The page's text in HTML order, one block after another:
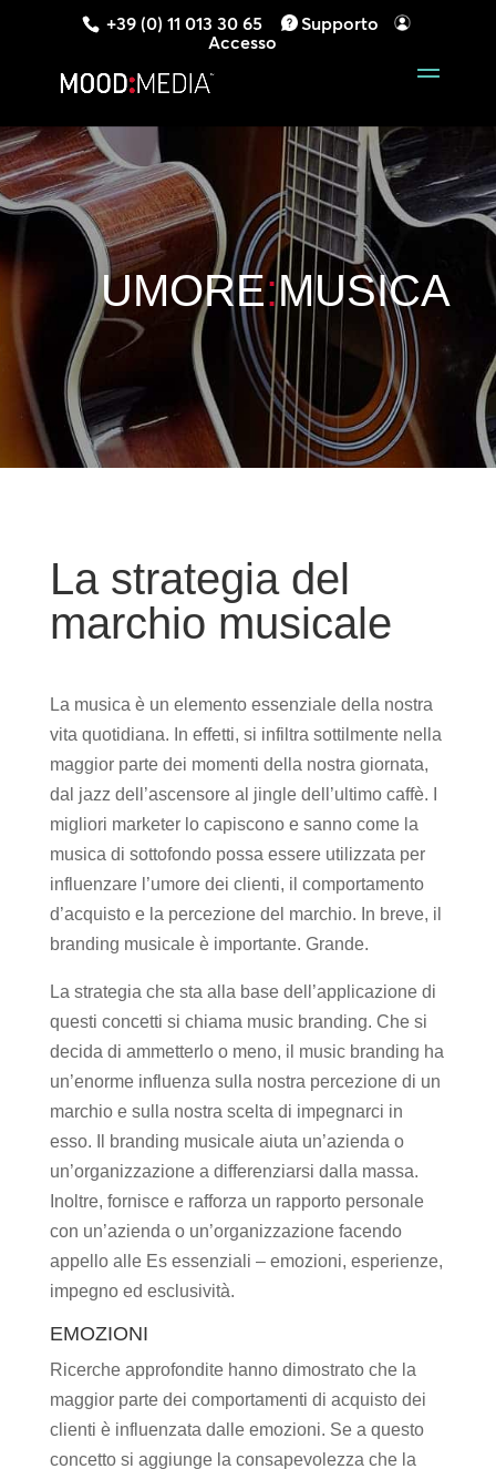
+39 (0) 11 013 30 65
Supporto
Accesso
UMORE:MUSICA
La strategia del
marchio musicale
La musica è un elemento essenziale della nostra
vita quotidiana. In effetti, si infiltra sottilmente nella
maggior parte dei momenti della nostra giornata,
dal jazz dell’ascensore al jingle dell’ultimo caffè. I
migliori marketer lo capiscono e sanno come la
musica di sottofondo possa essere utilizzata per
influenzare l’umore dei clienti, il comportamento
d’acquisto e la percezione del marchio. In breve, il
branding musicale è importante. Grande.
La strategia che sta alla base dell’applicazione di
questi concetti si chiama music branding. Che si
decida di ammetterlo o meno, il music branding ha
un’enorme influenza sulla nostra percezione di un
marchio e sulla nostra scelta di impegnarci in
esso. Il branding musicale aiuta un’azienda o
un’organizzazione a differenziarsi dalla massa.
Inoltre, fornisce e rafforza un rapporto personale
con un’azienda o un’organizzazione facendo
appello alle Es essenziali – emozioni, esperienze,
impegno ed esclusività.
EMOZIONI
Ricerche approfondite hanno dimostrato che la
maggior parte dei comportamenti di acquisto dei
clienti è influenzata dalle emozioni. Se a questo
concetto si aggiunge la consapevolezza che la